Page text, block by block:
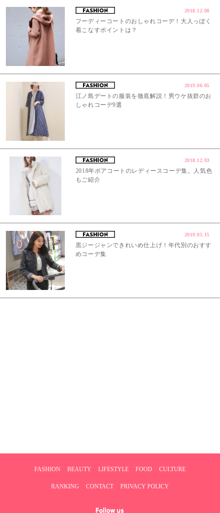
2018.12.08
フーディーコートのおしゃれコーデ！大人っぽく
着こなすポイントは？
2019.06.05
江ノ島デートの服装を徹底解説！男ウケ抜群のお
しゃれコーデ9選
2018.12.03
2018年ボアコートのレディースコーデ集。人気色
もご紹介
2019.05.15
黒ジージャンできれいめ仕上げ！年代別のおすす
めコーデ集
FASHION BEAUTY LIFESTYLE FOOD CULTURE
RANKING CONTACT PRIVACY POLICY